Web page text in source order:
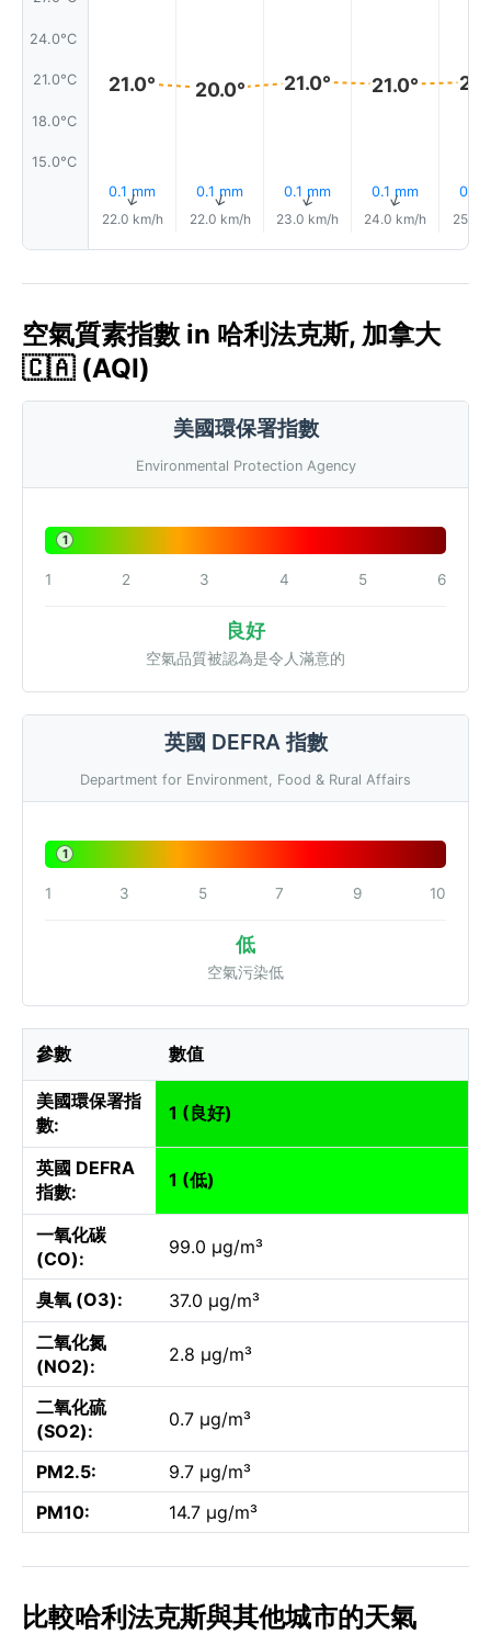
24.0°C
21.0°C
18.0°C
15.0°C
21.0°
0.1 mm
↑
22.0 km/h
20.0°
0.1 mm
↑
22.0 km/h
21.0°
0.1 mm
↑
23.0 km/h
21.0°
0.1 mm
↑
24.0 km/h
0.1
25.0
空氣質素指數 in 哈利法克斯, 加拿大
🇨🇦 (AQI)
美國環保署指數
Environmental Protection Agency
1
1 2 3 4 5 6
良好
空氣品質被認為是令人滿意的
英國 DEFRA 指數
Department for Environment, Food & Rural Affairs
1
1 3 5 7 9 10
低
空氣污染低
參數 數值
美國環保署指
數:
1 (良好)
英國 DEFRA
指數:
1 (低)
一氧化碳
(CO):
99.0 µg/m³
臭氧 (O3):
37.0 µg/m³
二氧化氮
(NO2):
2.8 µg/m³
二氧化硫
(SO2):
0.7 µg/m³
PM2.5:
9.7 µg/m³
PM10:
14.7 µg/m³
比較哈利法克斯與其他城市的天氣